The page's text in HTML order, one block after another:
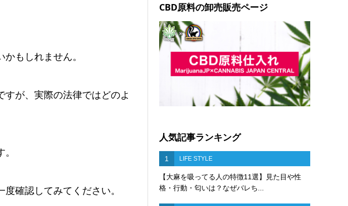
もしれません。
が、実際の法律ではどのよ
確認してみてください。
CBD原料の卸売販売ページ
人気記事ランキング
1 LIFE STYLE
【大麻を吸ってる人の特徴11選】見た目や性
格・行動・匂いは？なぜバレち...